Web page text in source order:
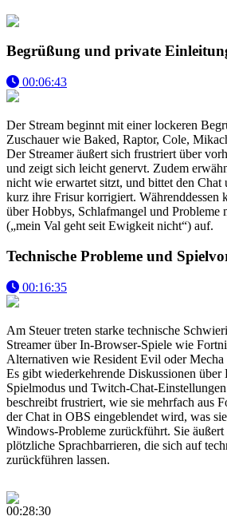
Begrüßung und private
00:06:43
Der Stream beginnt mit einer lockeren
Zuschauer wie Baked, Raptor, Cole,
Der Streamer äußert sich frustriert über
und zeigt sich leicht genervt. Zudem
nicht wie erwartet sitzt, und bittet den Chat
kurz ihre Frisur korrigiert. Währenddessen
über Hobbys, Schlafmangel und Probleme
(„mein Val geht seit Ewigkeit nicht“) auf.
Technische Probleme und
00:16:35
Am Steuer treten starke technische
Streamer über In-Browser-Spiele wie
Alternativen wie Resident Evil oder Mecha
Es gibt wiederkehrende Diskussionen über
Spielmodus und Twitch-Chat-
beschreibt frustriert, wie sie mehrfach aus
der Chat in OBS eingeblendet wird, was
Windows-Probleme zurückführt. Sie äußert
plötzliche Sprachbarrieren, die sich auf
zurückführen lassen.
00:28:30